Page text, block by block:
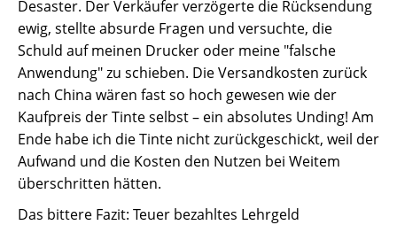
Desaster. Der Verkäufer verzögerte die Rücksendung
ewig, stellte absurde Fragen und versuchte, die
Schuld auf meinen Drucker oder meine "falsche
Anwendung" zu schieben. Die Versandkosten zurück
nach China wären fast so hoch gewesen wie der
Kaufpreis der Tinte selbst – ein absolutes Unding! Am
Ende habe ich die Tinte nicht zurückgeschickt, weil der
Aufwand und die Kosten den Nutzen bei Weitem
überschritten hätten.
Das bittere Fazit: Teuer bezahltes Lehrgeld